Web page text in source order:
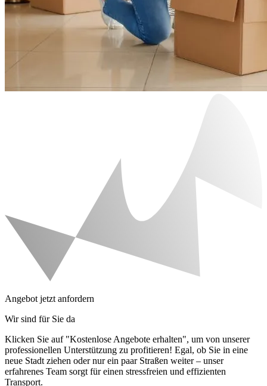
Angebot jetzt anfordern
Wir sind für Sie da
Klicken Sie auf "Kostenlose Angebote erhalten", um von unserer
professionellen Unterstützung zu profitieren! Egal, ob Sie in eine
neue Stadt ziehen oder nur ein paar Straßen weiter – unser
erfahrenes Team sorgt für einen stressfreien und effizienten
Transport.